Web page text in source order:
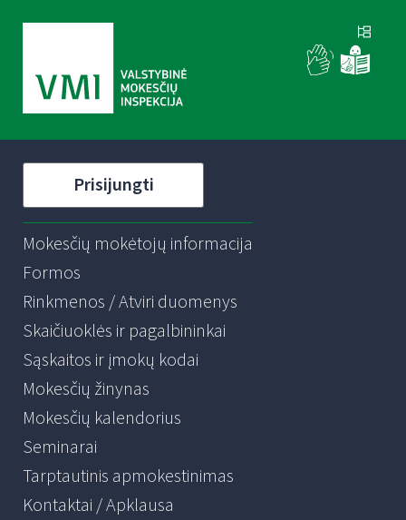
Prisijungti
Mokesčių mokėtojų informacija
Formos
Rinkmenos / Atviri duomenys
Skaičiuoklės ir pagalbininkai
Sąskaitos ir įmokų kodai
Mokesčių žinynas
Mokesčių kalendorius
Seminarai
Tarptautinis apmokestinimas
Kontaktai / Apklausa